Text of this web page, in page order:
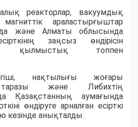
реакторлар, вакуумдық
араластырғыштар
және Алматы облысында
заңсыз өндірісін
қылмыстық топпен
нақтылығы жоғары
және Либихтің
Қазақстанның аумағында
өндіруге арналған есірткі
кезінде анықталды.